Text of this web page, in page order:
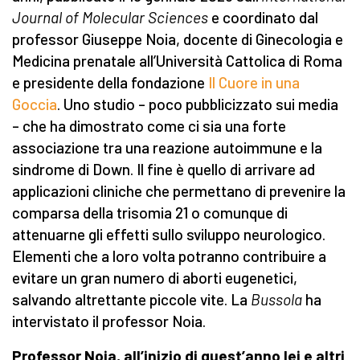
Journal of Molecular Sciences e coordinato dal
professor Giuseppe Noia, docente di Ginecologia e
Medicina prenatale all’Università Cattolica di Roma
e presidente della fondazione Il Cuore in una
Goccia. Uno studio – poco pubblicizzato sui media
– che ha dimostrato come ci sia una forte
associazione tra una reazione autoimmune e la
sindrome di Down. Il fine è quello di arrivare ad
applicazioni cliniche che permettano di prevenire la
comparsa della trisomia 21 o comunque di
attenuarne gli effetti sullo sviluppo neurologico.
Elementi che a loro volta potranno contribuire a
evitare un gran numero di aborti eugenetici,
salvando altrettante piccole vite. La Bussola ha
intervistato il professor Noia.
Professor Noia, all’inizio di quest’anno lei e altri